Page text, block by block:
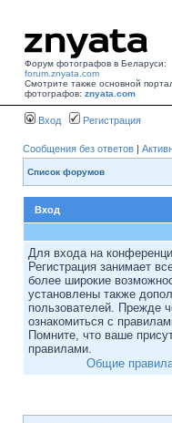
Форум фотографов в Беларуси:
forum.znyata.com
Смотрите также основной
фотографов: znyata.com
Вход Регистрация
Сообщения без ответов |
Список форумов
Вход
Для входа на
Регистрация занимает
более широкие
установлены также
пользователей. Прежде
ознакомиться с
Помните, что ваше
правилами.
Общие